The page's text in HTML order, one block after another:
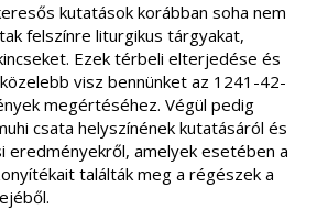
kutatások korábban soha nem
felszínre liturgikus tárgyakat,
Ezek térbeli elterjedése és
visz bennünket az 1241-42-
megértéséhez. Végül pedig
csata helyszínének kutatásáról és
eredményekről, amelyek esetében a
találták meg a régészek a